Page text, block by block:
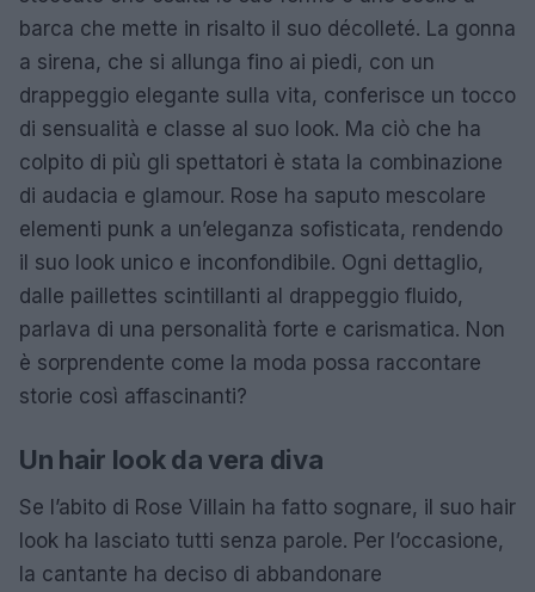
barca che mette in risalto il suo décolleté. La gonna
a sirena, che si allunga fino ai piedi, con un
drappeggio elegante sulla vita, conferisce un tocco
di sensualità e classe al suo look. Ma ciò che ha
colpito di più gli spettatori è stata la combinazione
di audacia e glamour. Rose ha saputo mescolare
elementi punk a un’eleganza sofisticata, rendendo
il suo look unico e inconfondibile. Ogni dettaglio,
dalle paillettes scintillanti al drappeggio fluido,
parlava di una personalità forte e carismatica. Non
è sorprendente come la moda possa raccontare
storie così affascinanti?
Un hair look da vera diva
Se l’abito di Rose Villain ha fatto sognare, il suo hair
look ha lasciato tutti senza parole. Per l’occasione,
la cantante ha deciso di abbandonare